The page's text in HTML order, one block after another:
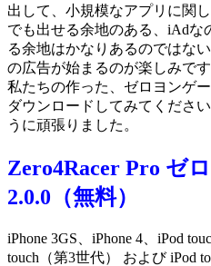
出して、小規模なアプリに関
でも出せる余地のある、iAdな
る余地はかなりあるのではな
の広告が始まるのが楽しみです
私たちの作った、ゼロヨンゲ
ダウンロードしてみてくださ
うに頑張りました。
Zero4Racer Pro ゼ
2.0.0（無料）
iPhone 3GS、iPhone 4、iPod
touch（第3世代） および iPod